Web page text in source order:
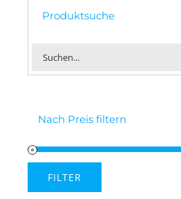
Produktsuche
Nach Preis filtern
FILTER